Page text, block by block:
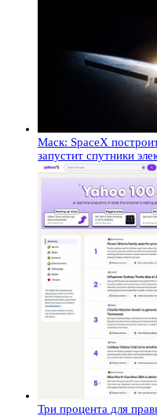
Маск: SpaceX
запустит спутники
Три процента для